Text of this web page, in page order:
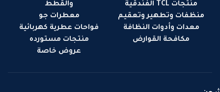
منتجات TCL الفندقية
منظفات وتطهير وتعقيم
معدات وأدوات النظافة
مكافحة القوارض
والقطط
معطرات جو
فواحات عطرية كهربائية
منتجات مستورده
عروض خاصة